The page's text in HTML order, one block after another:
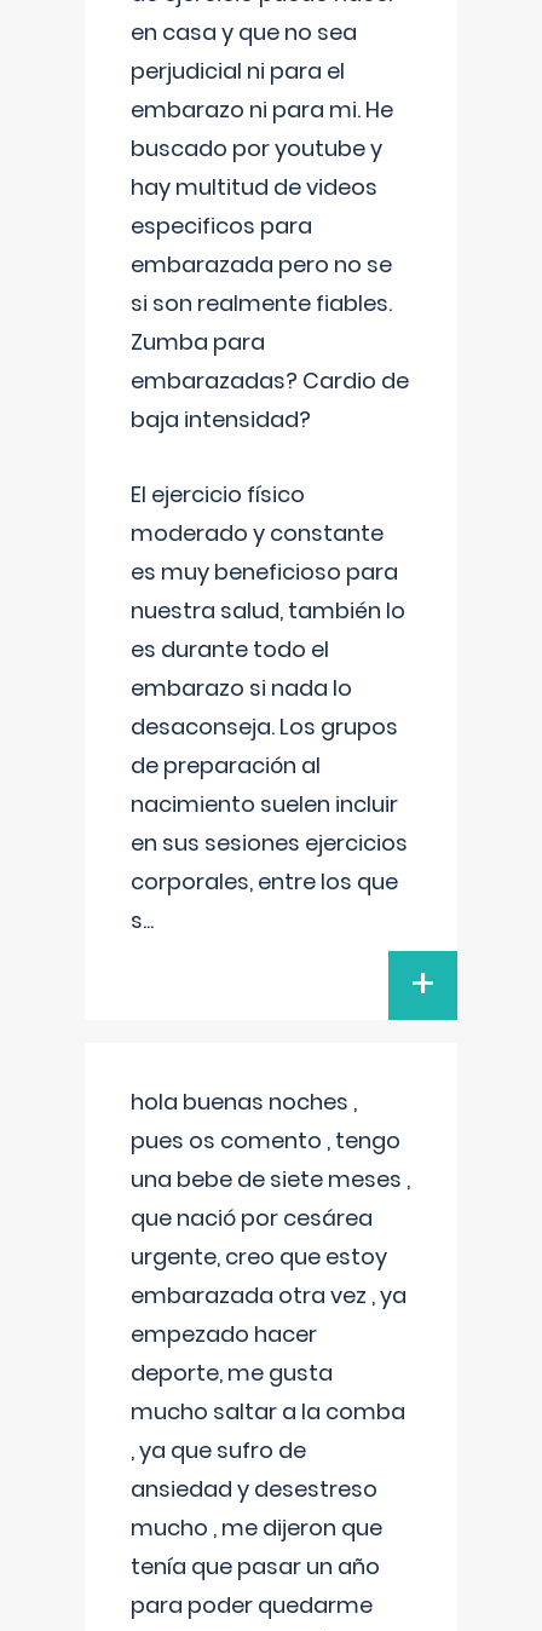
en casa y que no sea
perjudicial ni para el
embarazo ni para mi. He
buscado por youtube y
hay multitud de videos
especificos para
embarazada pero no se
si son realmente fiables.
Zumba para
embarazadas? Cardio de
baja intensidad?
El ejercicio físico
moderado y constante
es muy beneficioso para
nuestra salud, también lo
es durante todo el
embarazo si nada lo
desaconseja. Los grupos
de preparación al
nacimiento suelen incluir
en sus sesiones ejercicios
corporales, entre los que
s...
+
hola buenas noches ,
pues os comento , tengo
una bebe de siete meses ,
que nació por cesárea
urgente, creo que estoy
embarazada otra vez , ya
empezado hacer
deporte, me gusta
mucho saltar a la comba
, ya que sufro de
ansiedad y desestreso
mucho , me dijeron que
tenía que pasar un año
para poder quedarme